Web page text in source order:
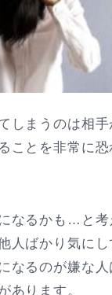
しまうのは相
ことを非常に
なるかも…と考
人ばかり気に
なるのが嫌な
あります。